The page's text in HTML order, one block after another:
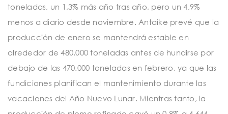
toneladas, un 1,3% más año tras año, pero un 4,9%
menos a diario desde noviembre. Antaike prevé que la
producción de enero se mantendrá estable en
alrededor de 480.000 toneladas antes de hundirse por
debajo de las 470.000 toneladas en febrero, ya que las
fundiciones planifican el mantenimiento durante las
vacaciones del Año Nuevo Lunar. Mientras tanto, la